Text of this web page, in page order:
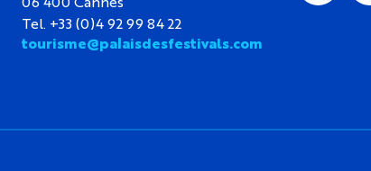
Tel. +33 (0)4 92 99 84 22
tourisme@palaisdesfestivals.com